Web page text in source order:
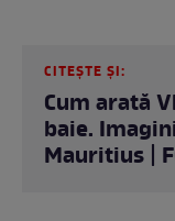
CITEȘTE ȘI:
Cum arată
baie.
Mauritius |